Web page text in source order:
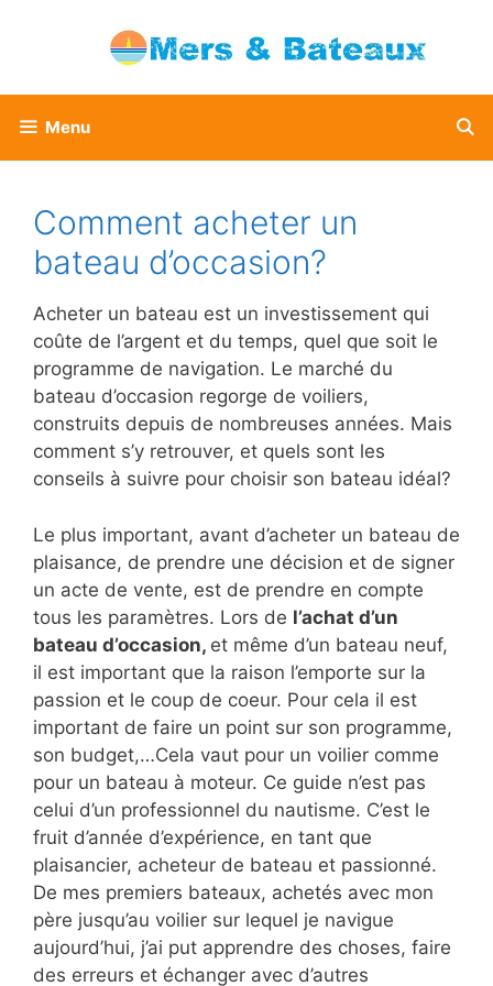
Menu
Comment acheter un
bateau d’occasion?
Acheter un bateau est un investissement qui
coûte de l’argent et du temps, quel que soit le
programme de navigation. Le marché du
bateau d’occasion regorge de voiliers,
construits depuis de nombreuses années. Mais
comment s’y retrouver, et quels sont les
conseils à suivre pour choisir son bateau idéal?
Le plus important, avant d’acheter un bateau de
plaisance, de prendre une décision et de signer
un acte de vente, est de prendre en compte
tous les paramètres. Lors de l’achat d’un
bateau d’occasion, et même d’un bateau neuf,
il est important que la raison l’emporte sur la
passion et le coup de coeur. Pour cela il est
important de faire un point sur son programme,
son budget,…Cela vaut pour un voilier comme
pour un bateau à moteur. Ce guide n’est pas
celui d’un professionnel du nautisme. C’est le
fruit d’année d’expérience, en tant que
plaisancier, acheteur de bateau et passionné.
De mes premiers bateaux, achetés avec mon
père jusqu’au voilier sur lequel je navigue
aujourd’hui, j’ai put apprendre des choses, faire
des erreurs et échanger avec d’autres